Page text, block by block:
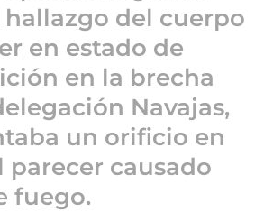
del cuerpo
en estado de
en la brecha
Navajas,
un orificio en
parecer causado
fuego.